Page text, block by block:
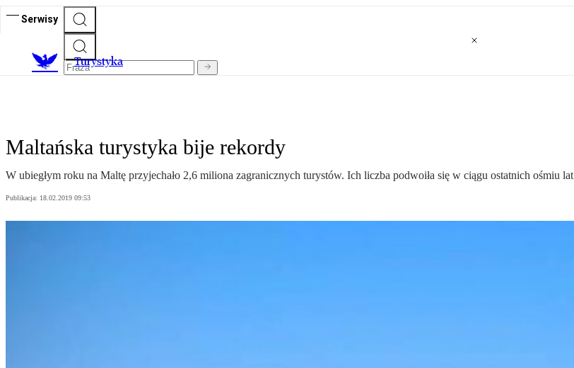
Serwisy
Turystyka
Maltańska turystyka bije rekordy
W ubiegłym roku na Maltę przyjechało 2,6 miliona zagranicznych turystów. Ich liczba podwoiła się w ciągu ostatnich ośmiu lat
Publikacja: 18.02.2019 09:53